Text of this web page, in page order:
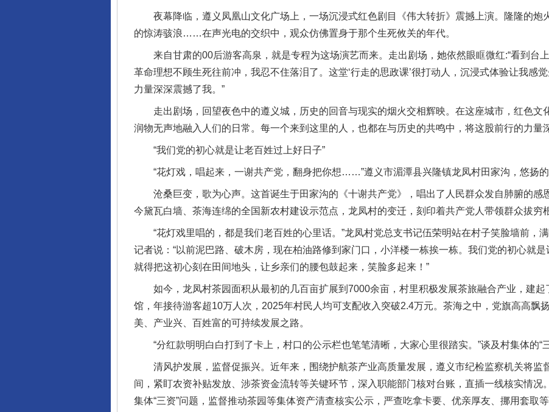
夜幕降临，遵义凤凰山文化广场上，一场沉浸式红色剧目《伟大转折》震撼上演。隆隆的炮
的惊涛骇浪……在声光电的交织中，观众仿佛置身于那个生死攸关的年代。
来自甘肃的00后游客高泉，就是专程为这场演艺而来。走出剧场，她依然眼眶微红:“看到台
革命理想不顾生死往前冲，我忍不住落泪了。这堂‘行走的思政课’很打动人，沉浸式体验让我感
力量深深震撼了我。”
走出剧场，回望夜色中的遵义城，历史的回音与现实的烟火交相辉映。在这座城市，红色文
润物无声地融入人们的日常。每一个来到这里的人，也都在与历史的共鸣中，将这股前行的力量
“我们党的初心就是让老百姓过上好日子”
“花灯戏，唱起来，一谢共产党，翻身把你想……”遵义市湄潭县兴隆镇龙凤村田家沟，悠扬的
沧桑巨变，歌为心声。这首诞生于田家沟的《十谢共产党》，唱出了人民群众发自肺腑的感
今黛瓦白墙、茶海连绵的全国新农村建设示范点，龙凤村的变迁，刻印着共产党人带领群众拔穷
“花灯戏里唱的，都是我们老百姓的心里话。”龙凤村党总支书记伍荣明站在村子笑脸墙前，
记者说：“以前泥巴路、破木房，现在柏油路修到家门口，小洋楼一栋挨一栋。我们党的初心就
就得把这初心刻在田间地头，让乡亲们的腰包鼓起来，笑脸多起来！”
如今，龙凤村茶园面积从最初的几百亩扩展到7000余亩，村里积极发展茶旅融合产业，建起
馆，年接待游客超10万人次，2025年村民人均可支配收入突破2.4万元。茶海之中，党旗高高飘
美、产业兴、百姓富的可持续发展之路。
“分红款明明白白打到了卡上，村口的公示栏也笔笔清晰，大家心里很踏实。”谈及村集体的“
清风护发展，监督促振兴。近年来，围绕护航茶产业高质量发展，遵义市纪检监察机关将监
间，紧盯农资补贴发放、涉茶资金流转等关键环节，深入职能部门核对台账，直插一线核实情况
集体“三资”问题，监督推动茶园等集体资产清查核实公示，严查吃拿卡要、优亲厚友、挪用套取